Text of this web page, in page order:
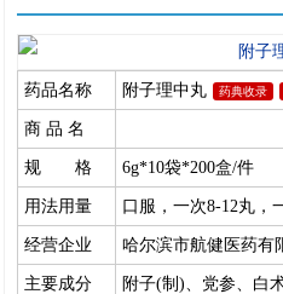
药品名称 附子理中丸 药典收录
商 品 名
规 格 6g*10袋*200盒/件
用法用量 口服，一次8-12丸，
经营企业 哈尔滨市航健医药有
主要成分 附子(制)、党参、白